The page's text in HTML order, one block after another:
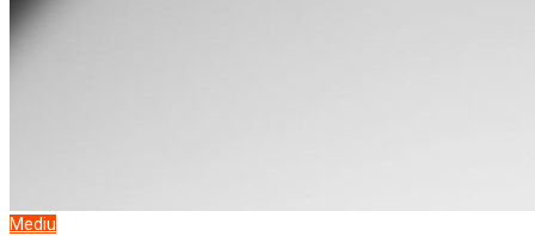
Mediu